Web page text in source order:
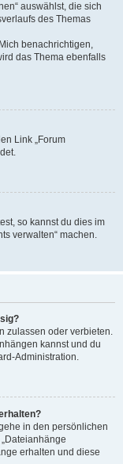
auswählst, die sich
des Themas
benachrichtigen,
das Thema ebenfalls
Link „Forum
so kannst du dies im
verwalten“ machen.
zulassen oder verbieten.
kannst und du
Administration.
in den persönlichen
erhalten und diese